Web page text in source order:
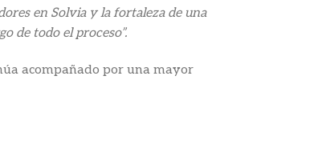
en Solvia y la fortaleza de una
de todo el proceso”.
acompañado por una mayor